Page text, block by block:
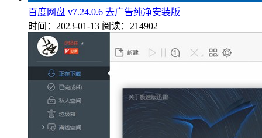
百度网盘 v7.24.0.6 去广告纯净安装版
时间：2023-01-13 阅读：214902